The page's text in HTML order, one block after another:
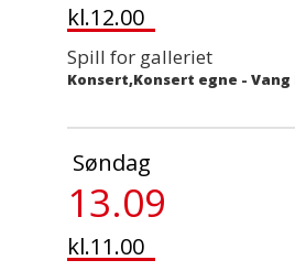
kl.12.00
Spill for galleriet
Konsert,Konsert egne -
Søndag
13.09
kl.11.00